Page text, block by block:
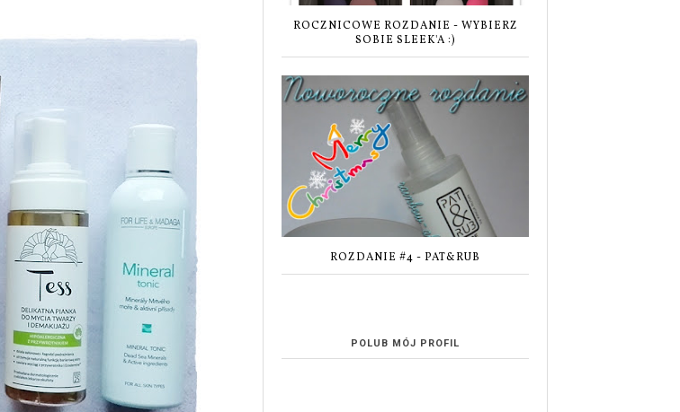
ROCZNICOWE ROZDANIE - WYBIERZ
SOBIE SLEEK'A :)
ROZDANIE #4 - PAT&RUB
POLUB MÓJ PROFIL